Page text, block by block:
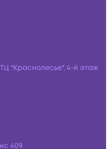
ТЦ "Краснолесье", 4-й этаж
409